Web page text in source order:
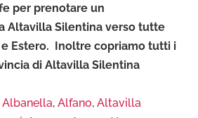
per prenotare un
Altavilla Silentina verso tutte
e Estero. Inoltre copriamo tutti i
di Altavilla Silentina
Albanella, Alfano, Altavilla